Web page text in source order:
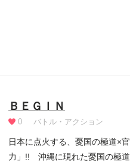
ＢＥＧＩＮ
0 バトル・アクション
日本に点火する、憂国の極道×
力」!! 沖縄に現れた憂国の極道